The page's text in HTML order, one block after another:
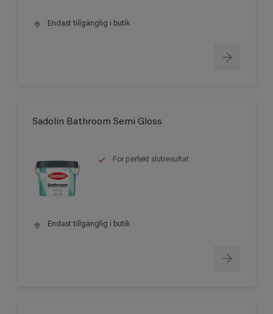
Endast tillgänglig i butik
Sadolin Bathroom Semi Gloss
För perfekt slutresultat
Endast tillgänglig i butik